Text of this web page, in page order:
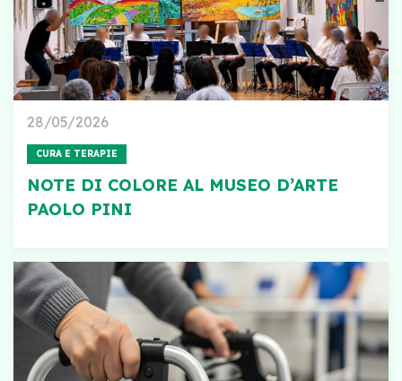
28/05/2026
CURA E TERAPIE
NOTE DI COLORE AL MUSEO D’ARTE
PAOLO PINI